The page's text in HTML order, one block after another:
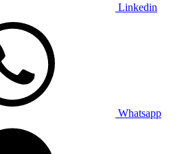
Linkedin
Whatsapp